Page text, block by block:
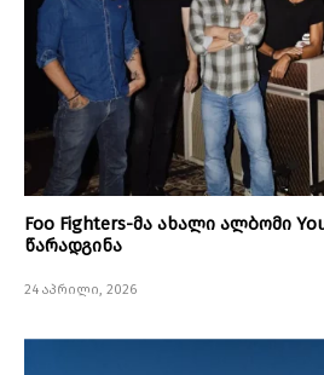
Foo Fighters-მა ახალი ალბომი
წარადგინა
24 აპრილი, 2026